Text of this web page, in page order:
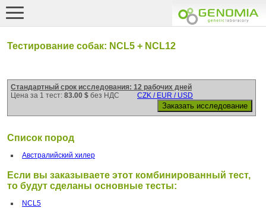
Тестирование собак: NCL5 + NCL12
Стандартный срок исследования: 12 рабочих дней
Цена за 1 тест: 83.00 $ без НДС CZK / EUR / USD
Список пород
Австралийский хилер
Если вы заказываете этот комбинированный тест,
то будут сделаны основные тесты:
NCL5